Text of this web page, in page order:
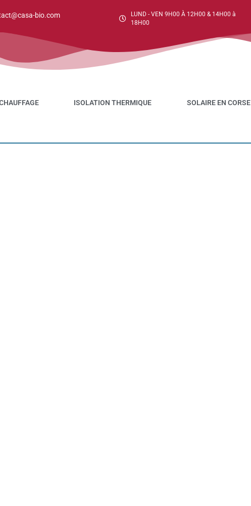
bio.com
LUND - VEN 9H00 À 12H00 & 14H00 à
18H00
ISOLATION THERMIQUE SOLAIRE EN CORSE